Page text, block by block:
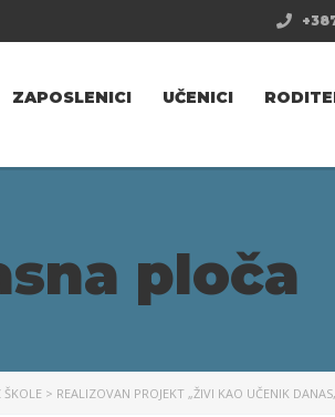
ZAPOSLENICI UČENICI
ploča
> REALIZOVAN PROJEKT „ŽIVI KAO UČENIK